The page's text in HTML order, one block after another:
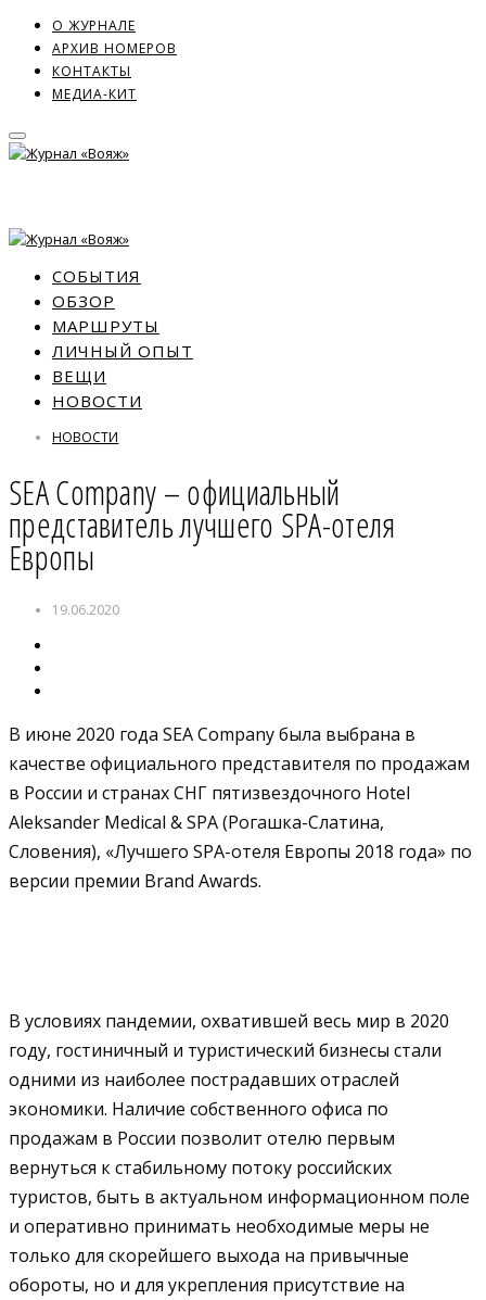
О ЖУРНАЛЕ
АРХИВ НОМЕРОВ
КОНТАКТЫ
МЕДИА-КИТ
СОБЫТИЯ
ОБЗОР
МАРШРУТЫ
ЛИЧНЫЙ ОПЫТ
ВЕЩИ
НОВОСТИ
НОВОСТИ
SEA Company – официальный
представитель лучшего SPA-отеля
Европы
19.06.2020
В июне 2020 года SEA Company была выбрана в
качестве официального представителя по продажам
в России и странах СНГ пятизвездочного Hotel
Aleksander Medical & SPA (Рогашка-Слатина,
Словения), «Лучшего SPA-отеля Европы 2018 года» по
версии премии Brand Awards.
В условиях пандемии, охватившей весь мир в 2020
году, гостиничный и туристический бизнесы стали
одними из наиболее пострадавших отраслей
экономики. Наличие собственного офиса по
продажам в России позволит отелю первым
вернуться к стабильному потоку российских
туристов, быть в актуальном информационном поле
и оперативно принимать необходимые меры не
только для скорейшего выхода на привычные
обороты, но и для укрепления присутствие на